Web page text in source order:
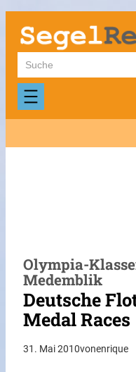
Zum
Inhalt
springen
Suchen
Olympia-
Medemblik
Deutsche
Medal Races
31. Mai 2010vonenrique